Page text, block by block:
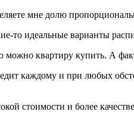
мне долю
то идеальные варианты
квартиру купить. А
каждому и при любых
стоимости и более